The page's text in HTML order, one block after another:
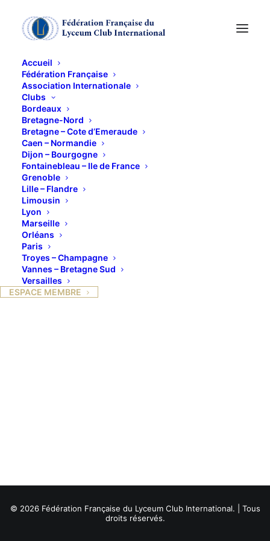
Accueil
Fédération Française
Association Internationale
Clubs
Bordeaux
Bretagne-Nord
Bretagne – Cote d’Emeraude
Caen – Normandie
Dijon – Bourgogne
Fontainebleau – Ile de France
Grenoble
Lille – Flandre
Limousin
Lyon
Marseille
Orléans
Paris
Troyes – Champagne
Vannes – Bretagne Sud
Versailles
ESPACE MEMBRE
19 MARS 2013
Sujet : Les prix littéraires
© 2026 Fédération Française du Lyceum Club International. | Tous
droits réservés.